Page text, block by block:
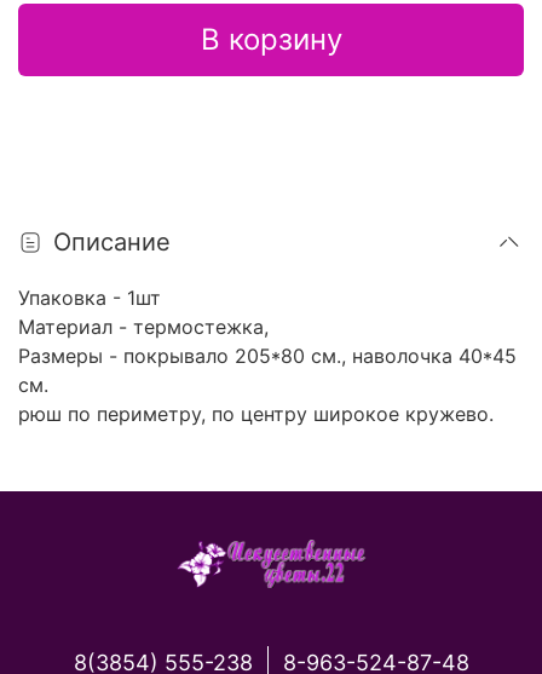
В корзину
Описание
Упаковка - 1шт
Материал - термостежка,
Размеры - покрывало 205*80 см., наволочка 40*45
см.
рюш по периметру, по центру широкое кружево.
8(3854) 555-238 8-963-524-87-48